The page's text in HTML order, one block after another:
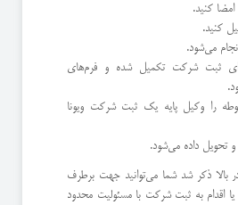
امضا کنید.
کنید.
می‌شود.
ثبت شرکت تکمیل شده و فرم‌های
را وکیل پایه یک ثبت شرکت ویونا
و تحویل داده می‌شود.
بالا ذکر شد شما می‌توانید جهت برطرف
یا اقدام به ثبت شرکت با مسئولیت محدود